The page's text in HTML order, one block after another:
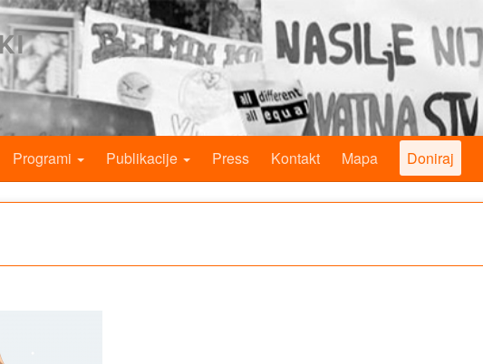
Programi Publikacije Press Kontakt Mapa Doniraj